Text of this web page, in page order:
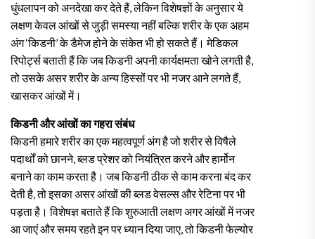
धुंधलापन को अनदेखा कर देते हैं, लेकिन विशेषज्ञों के अनुसार ये
लक्षण केवल आंखों से जुड़ी समस्या नहीं बल्कि शरीर के एक अहम
अंग ‘किडनी’ के डैमेज होने के संकेत भी हो सकते हैं। मेडिकल
रिपोर्ट्स बताती हैं कि जब किडनी अपनी कार्यक्षमता खोने लगती है,
तो उसके असर शरीर के अन्य हिस्सों पर भी नजर आने लगते हैं,
खासकर आंखों में।
किडनी और आंखों का गहरा संबंध
किडनी हमारे शरीर का एक महत्वपूर्ण अंग है जो शरीर से विषैले
पदार्थों को छानने, ब्लड प्रेशर को नियंत्रित करने और हार्मोन
बनाने का काम करता है। जब किडनी ठीक से काम करना बंद कर
देती है, तो इसका असर आंखों की ब्लड वेसल्स और रेटिना पर भी
पड़ता है। विशेषज्ञ बताते हैं कि शुरुआती लक्षण अगर आंखों में नजर
आ जाएं और समय रहते इन पर ध्यान दिया जाए, तो किडनी फेल्योर